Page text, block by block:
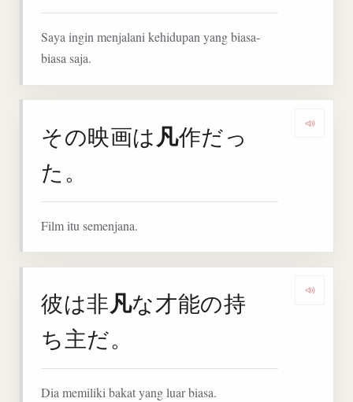
Saya ingin menjalani kehidupan yang biasa-
biasa saja.
その映画は凡作だっ
た。
Film itu semenjana.
彼は非凡な才能の持
ち主だ。
Dia memiliki bakat yang luar biasa.